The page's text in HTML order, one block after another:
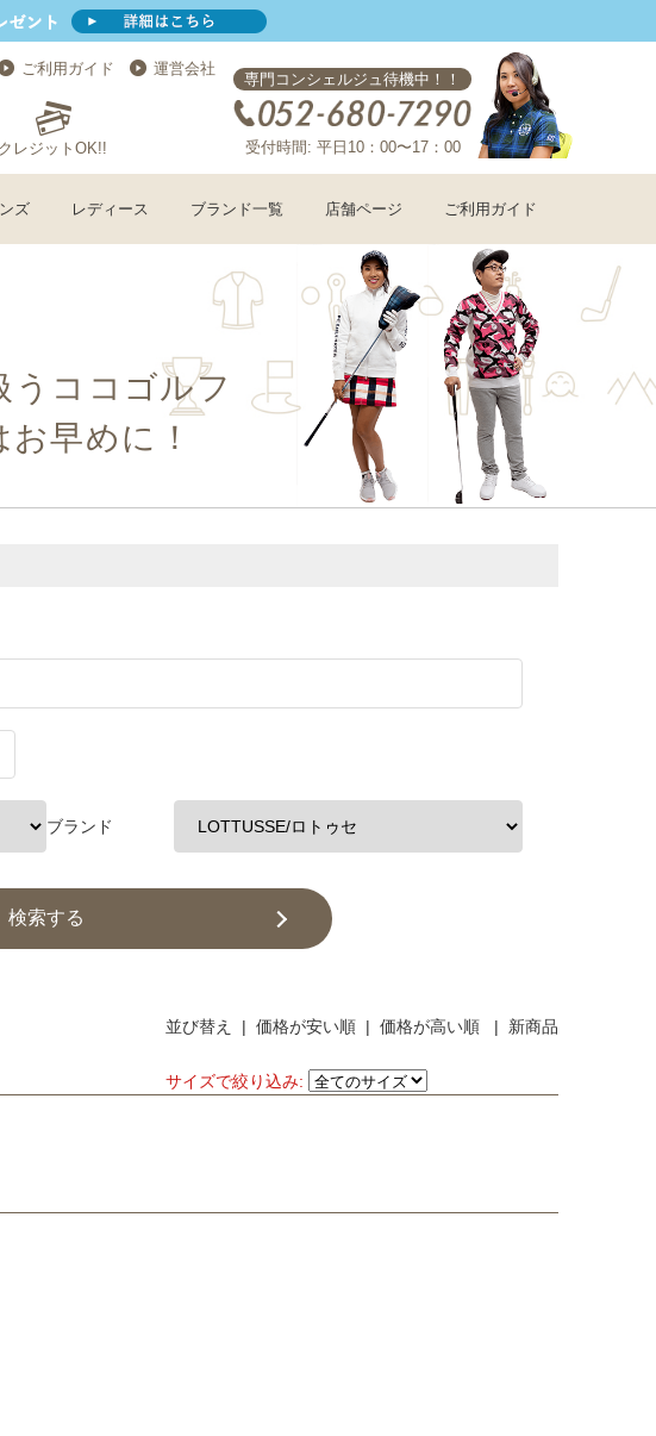
ご利用ガイド 運営会社
クレジットOK!!
専門コンシェルジュ待機中！！
受付時間: 平日10：00〜17：00
ズ レディース ブランド一覧 店舗ページ ご利用ガイド
うココゴルフ
早めに！
ブランド
検索する
並び替え | 価格が安い順 | 価格が高い順 | 新商品
サイズで絞り込み: